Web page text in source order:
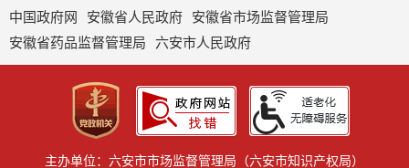
中国政府网
安徽省人民政府
安徽省市场监督管理局
安徽省药品监督管理局
六安市人民政府
主办单位：六安市市场监督管理局（六安市知识产权局）